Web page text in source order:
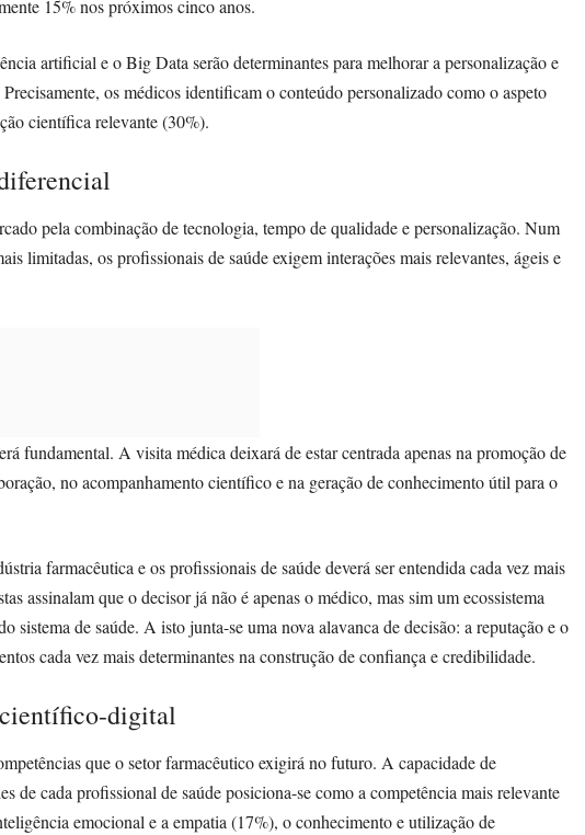
15% nos próximos cinco anos.
artificial e o Big Data serão determinantes para melhorar a personalização e
os médicos identificam o conteúdo personalizado como o aspeto
científica relevante (30%).
pela combinação de tecnologia, tempo de qualidade e personalização. Num
limitadas, os profissionais de saúde exigem interações mais relevantes, ágeis e
fundamental. A visita médica deixará de estar centrada apenas na promoção de
no acompanhamento científico e na geração de conhecimento útil para o
farmacêutica e os profissionais de saúde deverá ser entendida cada vez mais
assinalam que o decisor já não é apenas o médico, mas sim um ecossistema
sistema de saúde. A isto junta-se uma nova alavanca de decisão: a reputação e o
cada vez mais determinantes na construção de confiança e credibilidade.
científico-digital
que o setor farmacêutico exigirá no futuro. A capacidade de
de cada profissional de saúde posiciona-se como a competência mais relevante
emocional e a empatia (17%), o conhecimento e utilização de